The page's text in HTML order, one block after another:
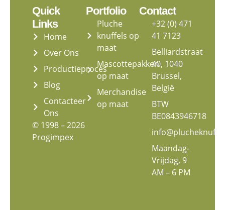
Quick
Links
Home
Over Ons
Productieproces
Blog
Contacteer
Ons
© 1998 – 2026
Progimpex
Portfolio
Pluche
knuffels op
maat
Mascottepakken
op maat
Merchandise
op maat
Contact
+32 (0) 471
41 7123
Belliardstraat
40, 1040
Brussel,
België
BTW
BE0843946718
Maandag-
Vrijdag, 9
AM – 6 PM